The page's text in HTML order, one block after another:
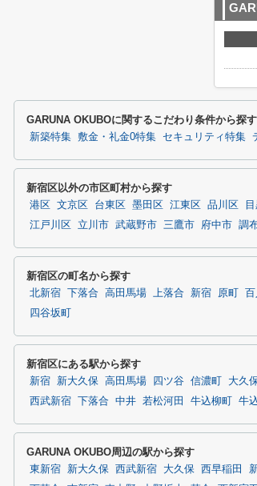
GARUNA OKUBOに関するこだわり条件から探す
新築特集 敷金・礼金0特集 セキュリティ特集
新宿区以外の市区町村から探す
港区 文京区 台東区 墨田区 江東区 品川区
江戸川区
立川市 武蔵野市 三鷹市 府中市 調
新宿区の町名から探す
北新宿 下落合 高田馬場 上落合 新宿 原町 百
四谷坂町
新宿区にある駅から探す
新宿 新大久保 高田馬場 四ツ谷 信濃町 大久
西武新宿
下落合 中井 若松河田 牛込柳町 牛
GARUNA OKUBO周辺の駅から探す
東新宿 新大久保 西武新宿 大久保 西早稲田